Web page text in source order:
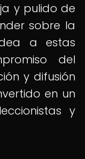
y pulido de
sobre la
a estas
del
y difusión
en un
y